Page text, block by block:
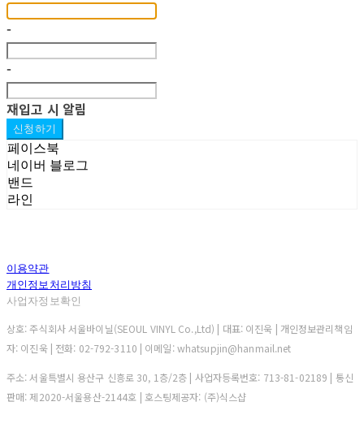
-
-
재입고 시 알림
신청하기
페이스북
네이버 블로그
밴드
라인
이용약관
개인정보처리방침
사업자정보확인
상호: 주식회사 서울바이닐(SEOUL VINYL Co.,Ltd) | 대표: 이진욱 | 개인정보관리책임
자: 이진욱 | 전화: 02-792-3110 | 이메일: whatsupjin@hanmail.net
주소: 서울특별시 용산구 신흥로 30, 1층/2층 | 사업자등록번호: 713-81-02189 | 통신
판매: 제2020-서울용산-2144호 | 호스팅제공자: (주)식스샵